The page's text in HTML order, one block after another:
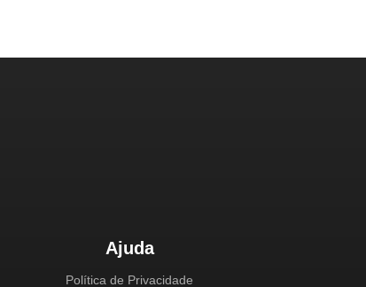
Ajuda
Política de Privacidade